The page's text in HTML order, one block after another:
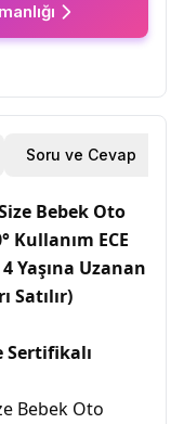
Soru ve Cevap
Bebek Oto
Kullanım ECE
Yaşına Uzanan
Satılır)
Sertifikalı
Bebek Oto